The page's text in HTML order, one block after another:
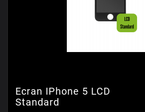
Ecran IPhone 5 LCD
Standard